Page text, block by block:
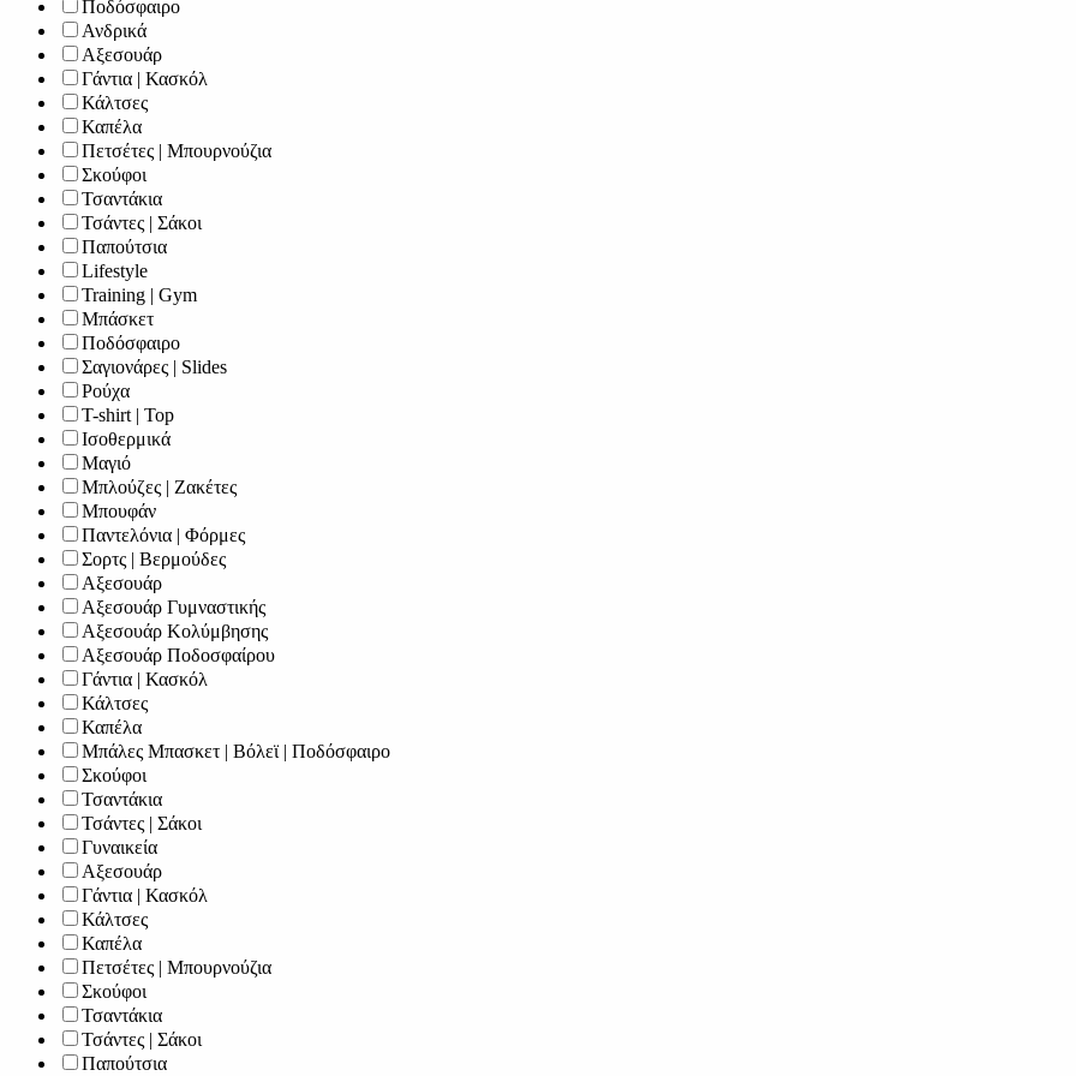
Ποδόσφαιρο
Ανδρικά
Αξεσουάρ
Γάντια | Κασκόλ
Κάλτσες
Καπέλα
Πετσέτες | Μπουρνούζια
Σκούφοι
Τσαντάκια
Τσάντες | Σάκοι
Παπούτσια
Lifestyle
Training | Gym
Μπάσκετ
Ποδόσφαιρο
Σαγιονάρες | Slides
Ρούχα
T-shirt | Top
Ισοθερμικά
Μαγιό
Μπλούζες | Ζακέτες
Μπουφάν
Παντελόνια | Φόρμες
Σορτς | Βερμούδες
Αξεσουάρ
Αξεσουάρ Γυμναστικής
Αξεσουάρ Κολύμβησης
Αξεσουάρ Ποδοσφαίρου
Γάντια | Κασκόλ
Κάλτσες
Καπέλα
Μπάλες Μπασκετ | Βόλεϊ | Ποδόσφαιρο
Σκούφοι
Τσαντάκια
Τσάντες | Σάκοι
Γυναικεία
Αξεσουάρ
Γάντια | Κασκόλ
Κάλτσες
Καπέλα
Πετσέτες | Μπουρνούζια
Σκούφοι
Τσαντάκια
Τσάντες | Σάκοι
Παπούτσια